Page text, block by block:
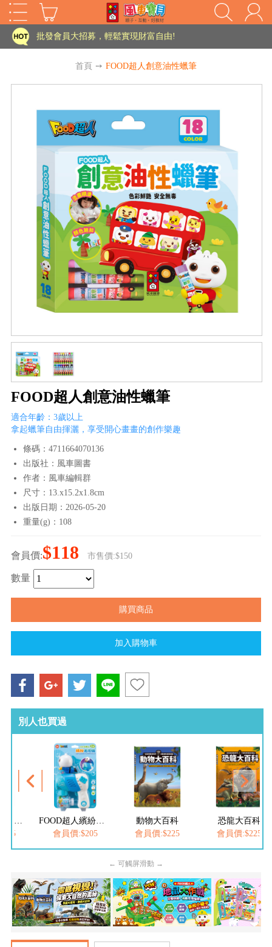
家長樂了!「風車書版集團暨FOOD超人企業總部」目前正興建中!
批發會員大招募，輕鬆實現財富自由!
老師您好!!幼教會員火熱招募中~
海外購物免煩惱！點我查看『海外購物流程說明』
批發會員大招募，輕鬆實現財富自由!
老師您好!!幼教會員火熱招募中~
海外購物免煩惱！點我查看『海外購物流程說明』
首頁 ➙ FOOD超人創意油性蠟筆
FOOD超人創意油性蠟筆
適合年齡：3歲以上
拿起蠟筆自由揮灑，享受開心畫畫的創作樂趣
條碼：4711664070136
出版社：風車圖書
作者：風車編輯群
尺寸：13.x15.2x1.8cm
出版日期：2026-05-20
重量(g)：108
會員價:$118 市售價:$150
數量
別人也買過
會員價:$205
動物大百科
會員價:$225
恐龍大百科
會員價:$225
← 可觸屏滑動 →